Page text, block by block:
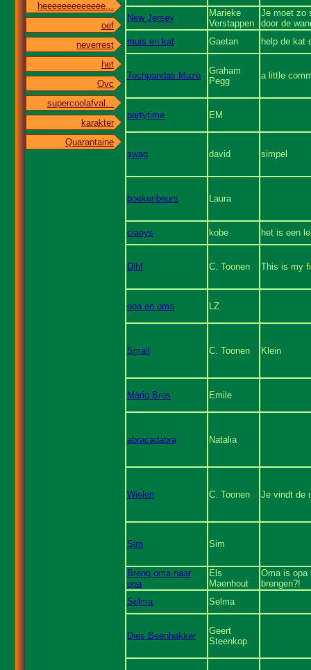
New Jersey
Marieke
Verstappen
Je moet zo
door de
muis en kat
Gaetan help de kat
Techpandas Maze
Graham
Pegg
a little
partytime EM
swag david simpel
boekenbeurs Laura
claeys kobe het is een
Dlhf C. Toonen This is my
opa en oma LZ
Small C. Toonen Klein
Mario Bros Emile
abracadabra Natalia
Wielen C. Toonen Je vindt de
Sim Sim
Breng oma naar
opa
Els
Maenhout
Oma is opa
brengen?!
Selma
Selma
Dies Beenhakker
Geert
Steenkop
heeeeeeeeeeeee...
oef
neverrest
het
Ovc
supercoolafval...
karakter
Quarantaine